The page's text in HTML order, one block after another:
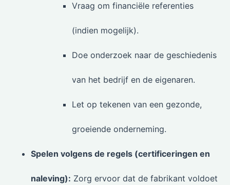
Vraag om financiële referenties
(indien mogelijk).
Doe onderzoek naar de geschiedenis
van het bedrijf en de eigenaren.
Let op tekenen van een gezonde,
groeiende onderneming.
Spelen volgens de regels (certificeringen en
naleving): Zorg ervoor dat de fabrikant voldoet